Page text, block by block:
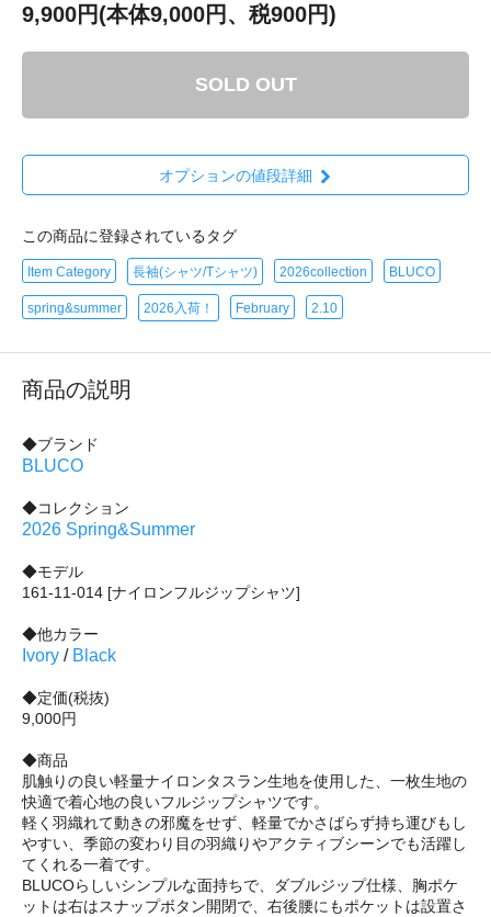
9,900円(本体9,000円、税900円)
SOLD OUT
オプションの値段詳細
この商品に登録されているタグ
Item Category 長袖(シャツ/Tシャツ) 2026collection BLUCO
spring&summer 2026入荷！ February 2.10
商品の説明
◆ブランド
BLUCO
◆コレクション
2026 Spring&Summer
◆モデル
161-11-014 [ナイロンフルジップシャツ]
◆他カラー
Ivory / Black
◆定価(税抜)
9,000円
◆商品
肌触りの良い軽量ナイロンタスラン生地を使用した、一枚生地の
快適で着心地の良いフルジップシャツです。
軽く羽織れて動きの邪魔をせず、軽量でかさばらず持ち運びもし
やすい、季節の変わり目の羽織りやアクティブシーンでも活躍し
てくれる一着です。
BLUCOらしいシンプルな面持ちで、ダブルジップ仕様、胸ポケ
ットは右はスナップボタン開閉で、右後腰にもポケットは設置さ